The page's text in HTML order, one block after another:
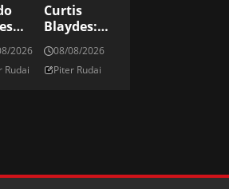
2026
Rudai
Curtis
Blaydes:
Petarung
Di Divisi
Kelas
08/08/2026
Piter Rudai